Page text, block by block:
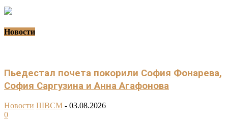
Новости
Пьедестал почета покорили София Фонарева,
София Саргузина и Анна Агафонова
Новости ШВСМ - 03.08.2026
0